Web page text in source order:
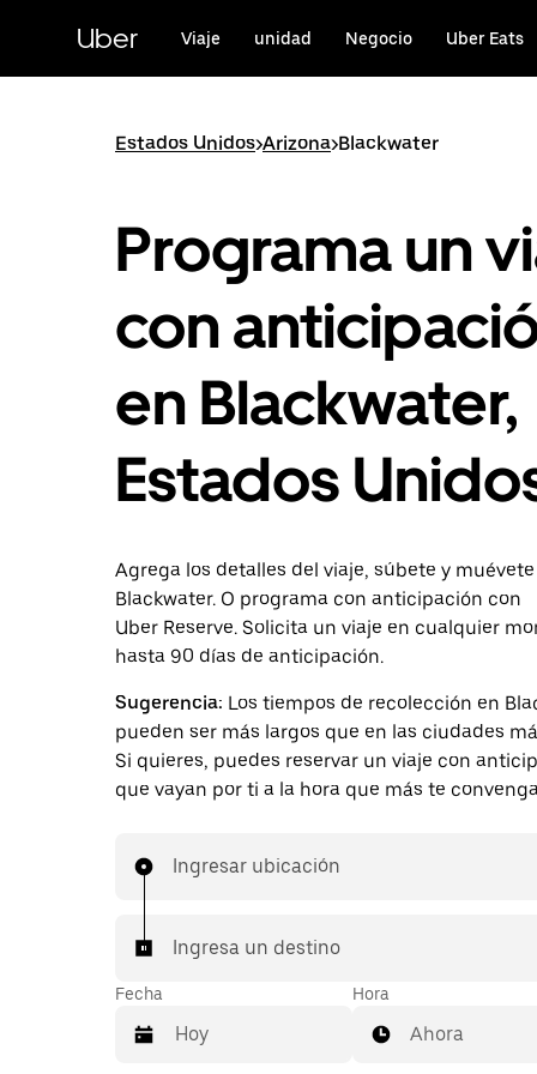
contenido
principal
Uber Viaje unidad Negocio Uber Eats
Estados Unidos>Arizona>Blackwater
Programa un
con
en Blackwater,
Estados
Agrega los detalles del viaje, súbete y
Blackwater. O programa con anticipación con
Uber Reserve. Solicita un viaje en cualquier
hasta 90 días de anticipación.
Sugerencia: Los tiempos de recolección en
pueden ser más largos que en las ciudades
Si quieres, puedes reservar un viaje con
que vayan por ti a la hora que más te
Ingresar ubicación
Ingresa un destino
Fecha Hora
Ahora